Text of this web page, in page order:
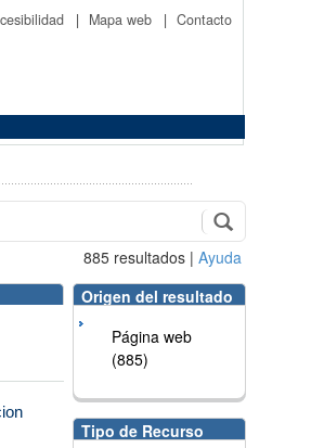
| Mapa web | Contacto
885 resultados | Ayuda
Origen del resultado
Página web
(885)
Tipo de Recurso